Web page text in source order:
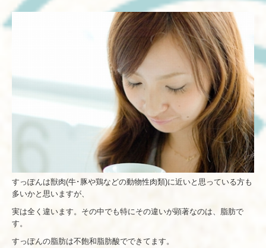
すっぽんは獣肉(牛･豚や鶏などの動物性肉類)に近いと思っている方も
多いかと思いますが、
実は全く違います。その中でも特にその違いが顕著なのは、脂肪で
す。
すっぽんの脂肪は不飽和脂肪酸でできてます。